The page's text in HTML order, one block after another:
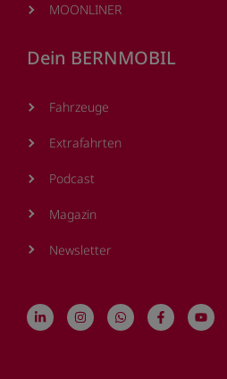
MOONLINER
Dein BERNMOBIL
Fahrzeuge
Extrafahrten
Podcast
Magazin
Newsletter